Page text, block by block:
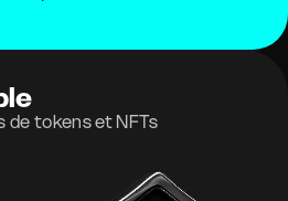
de tokens et NFTs